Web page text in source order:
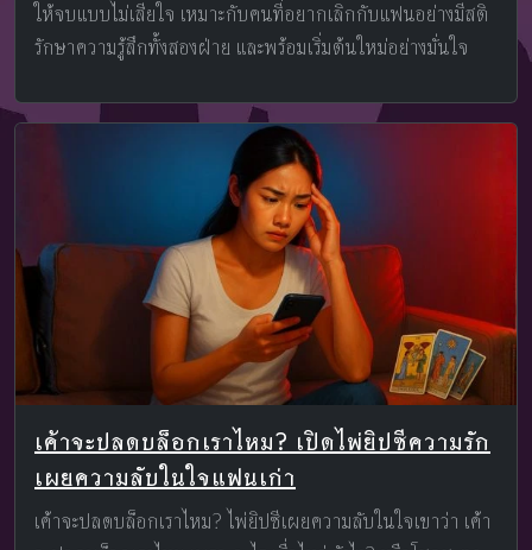
ให้จบแบบไม่เสียใจ เหมาะกับคนที่อยากเลิกกับแฟนอย่างมีสติ
รักษาความรู้สึกทั้งสองฝ่าย และพร้อมเริ่มต้นใหม่อย่างมั่นใจ
เค้าจะปลดบล็อกเราไหม? เปิดไพ่ยิปซีความรัก
เผยความลับในใจแฟนเก่า
เค้าจะปลดบล็อกเราไหม? ไพ่ยิปซีเผยความลับในใจเขาว่า เค้า